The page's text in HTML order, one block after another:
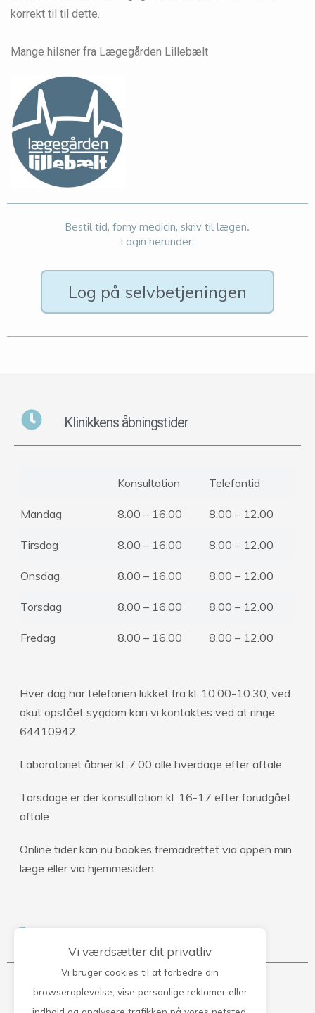
korrekt til til dette.
Mange hilsner fra Lægegården Lillebælt
Bestil tid, forny medicin, skriv til lægen.
Login herunder:
Log på selvbetjeningen
Klinikkens åbningstider
Konsultation Telefontid
Mandag 8.00 – 16.00 8.00 – 12.00
Tirsdag 8.00 – 16.00 8.00 – 12.00
Onsdag 8.00 – 16.00 8.00 – 12.00
Torsdag 8.00 – 16.00 8.00 – 12.00
Fredag 8.00 – 16.00 8.00 – 12.00
Hver dag har telefonen lukket fra kl. 10.00-10.30, ved
akut opstået sygdom kan vi kontaktes ved at ringe
64410942
Laboratoriet åbner kl. 7.00 alle hverdage efter aftale
Torsdage er der konsultation kl. 16-17 efter forudgået
aftale
Online tider kan nu bookes fremadrettet via appen min
læge eller via hjemmesiden
Lægegården Lillebælt
Vi værdsætter dit privatliv
Vi bruger cookies til at forbedre din
browseroplevelse, vise personlige reklamer eller